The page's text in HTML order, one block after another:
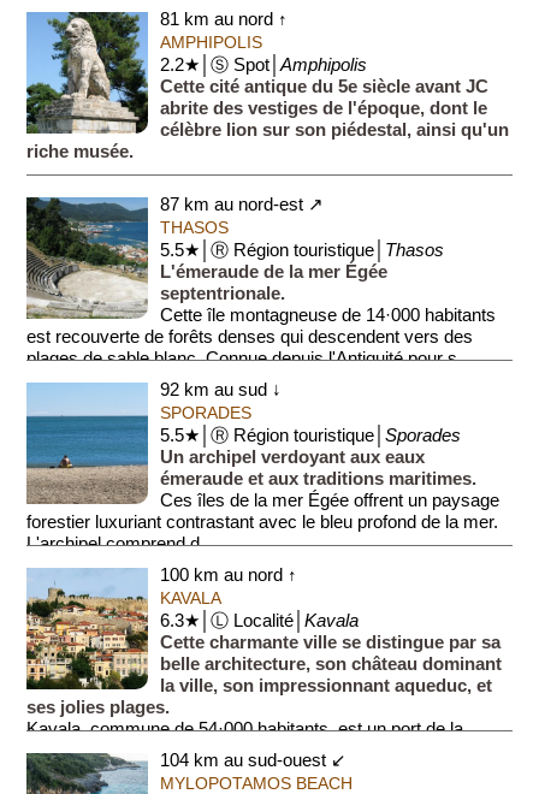
81 km au nord ↑
AMPHIPOLIS
2.2★│Ⓢ Spot│Amphipolis
Cette cité antique du 5e siècle avant JC
abrite des vestiges de l'époque, dont le
célèbre lion sur son piédestal, ainsi qu'un
riche musée.
87 km au nord-est ↗
THASOS
5.5★│Ⓡ Région touristique│ Thasos
L'émeraude de la mer Égée
septentrionale.
Cette île montagneuse de 14·000 habitants
est recouverte de forêts denses qui descendent vers des
plages de sable blanc. Connue depuis l'Antiquité pour s...
92 km au sud ↓
SPORADES
5.5★│Ⓡ Région touristique│Sporades
Un archipel verdoyant aux eaux
émeraude et aux traditions maritimes.
Ces îles de la mer Égée offrent un paysage
forestier luxuriant contrastant avec le bleu profond de la mer.
L'archipel comprend d...
100 km au nord ↑
KAVALA
6.3★│Ⓛ Localité│Kavala
Cette charmante ville se distingue par sa
belle architecture, son château dominant
la ville, son impressionnant aqueduc, et
ses jolies plages.
Kavala, commune de 54·000 habitants, est un port de la...
104 km au sud-ouest ↙
MYLOPOTAMOS BEACH